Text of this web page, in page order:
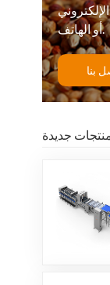
البريد الإلكتروني
أو الهاتف.
بنا
جديدة